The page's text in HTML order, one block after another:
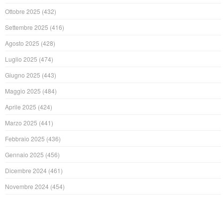
Ottobre 2025 (432)
Settembre 2025 (416)
Agosto 2025 (428)
Luglio 2025 (474)
Giugno 2025 (443)
Maggio 2025 (484)
Aprile 2025 (424)
Marzo 2025 (441)
Febbraio 2025 (436)
Gennaio 2025 (456)
Dicembre 2024 (461)
Novembre 2024 (454)